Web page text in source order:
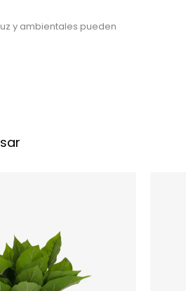
y ambientales pueden